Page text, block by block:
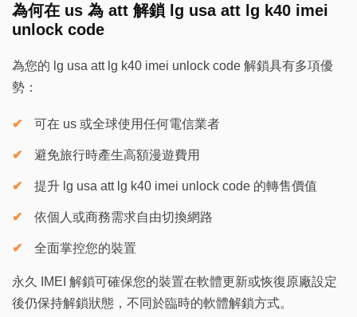
為何在 us 為 att 解鎖 lg usa att lg k40 imei
unlock code
為您的 lg usa att lg k40 imei unlock code 解鎖具有多項優
勢：
可在 us 或全球使用任何電信業者
避免旅行時產生高額漫遊費用
提升 lg usa att lg k40 imei unlock code 的轉售價值
依個人或商務需求自由切換網路
全面掌控您的裝置
永久 IMEI 解鎖可確保您的裝置在軟體更新或恢復原廠設定
後仍保持解鎖狀態，不同於臨時的軟體解鎖方式。